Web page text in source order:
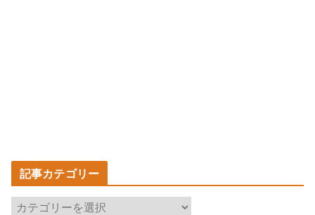
記事カテゴリー
記